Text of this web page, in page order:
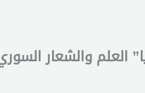
العلم والشعار